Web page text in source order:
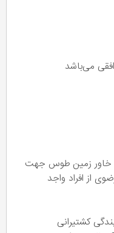
می‌باشد
خاور زمین طوس جهت
از افراد واجد
کشتیرانی